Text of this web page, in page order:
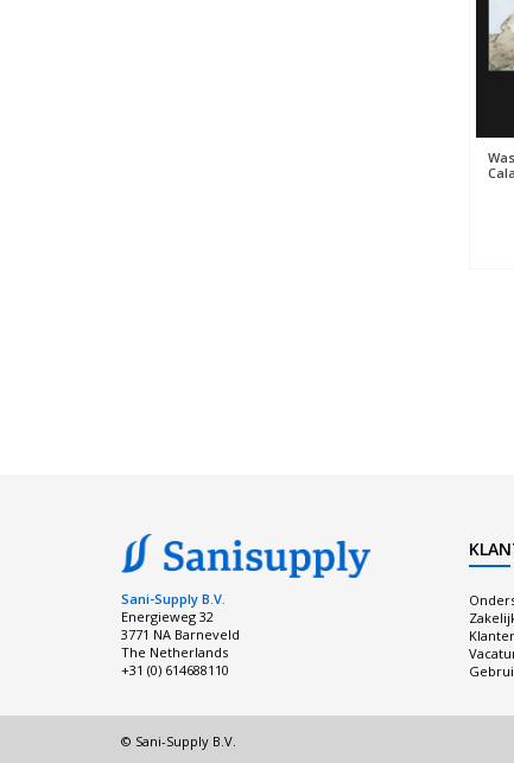
Sani-Supply B.V.
Energieweg 32
3771 NA Barneveld
The Netherlands
+31 (0) 614688110
© Sani-Supply B.V.